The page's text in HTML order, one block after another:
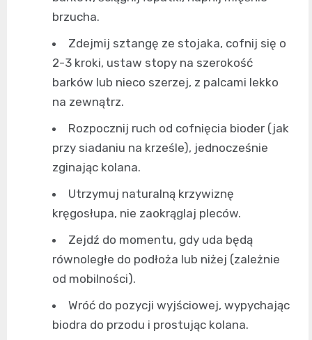
brzucha.
Zdejmij sztangę ze stojaka, cofnij się o
2-3 kroki, ustaw stopy na szerokość
barków lub nieco szerzej, z palcami lekko
na zewnątrz.
Rozpocznij ruch od cofnięcia bioder (jak
przy siadaniu na krześle), jednocześnie
zginając kolana.
Utrzymuj naturalną krzywiznę
kręgosłupa, nie zaokrąglaj pleców.
Zejdź do momentu, gdy uda będą
równoległe do podłoża lub niżej (zależnie
od mobilności).
Wróć do pozycji wyjściowej, wypychając
biodra do przodu i prostując kolana.